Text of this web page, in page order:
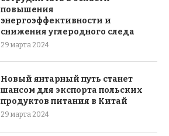
повышения
энергоэффективности и
снижения углеродного следа
29 марта 2024
Новый янтарный путь станет
шансом для экспорта польских
продуктов питания в Китай
29 марта 2024